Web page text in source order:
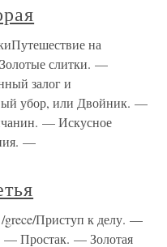
на
слитки. —
залог и
убор, или Двойник. —
— Искусное
—
/grece/Приступ к делу. —
— Простак. — Золотая